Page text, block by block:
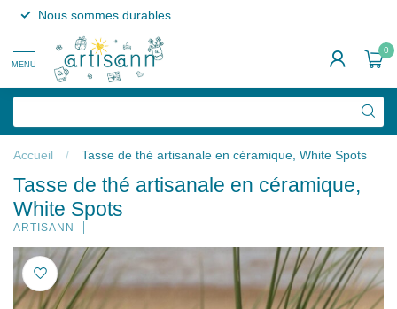
Nous sommes durables
MENU
0
Accueil / Tasse de thé artisanale en céramique, White Spots
Tasse de thé artisanale en céramique,
White Spots
ARTISANN